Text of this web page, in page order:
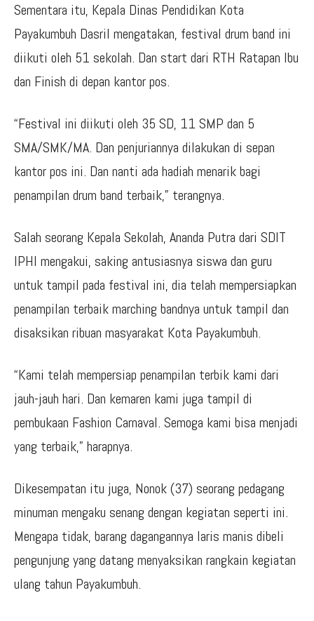
Sementara itu, Kepala Dinas Pendidikan Kota
Payakumbuh Dasril mengatakan, festival drum band ini
diikuti oleh 51 sekolah. Dan start dari RTH Ratapan Ibu
dan Finish di depan kantor pos.
“Festival ini diikuti oleh 35 SD, 11 SMP dan 5
SMA/SMK/MA. Dan penjuriannya dilakukan di sepan
kantor pos ini. Dan nanti ada hadiah menarik bagi
penampilan drum band terbaik,” terangnya.
Salah seorang Kepala Sekolah, Ananda Putra dari SDIT
IPHI mengakui, saking antusiasnya siswa dan guru
untuk tampil pada festival ini, dia telah mempersiapkan
penampilan terbaik marching bandnya untuk tampil dan
disaksikan ribuan masyarakat Kota Payakumbuh.
“Kami telah mempersiap penampilan terbik kami dari
jauh-jauh hari. Dan kemaren kami juga tampil di
pembukaan Fashion Carnaval. Semoga kami bisa menjadi
yang terbaik,” harapnya.
Dikesempatan itu juga, Nonok (37) seorang pedagang
minuman mengaku senang dengan kegiatan seperti ini.
Mengapa tidak, barang dagangannya laris manis dibeli
pengunjung yang datang menyaksikan rangkain kegiatan
ulang tahun Payakumbuh.